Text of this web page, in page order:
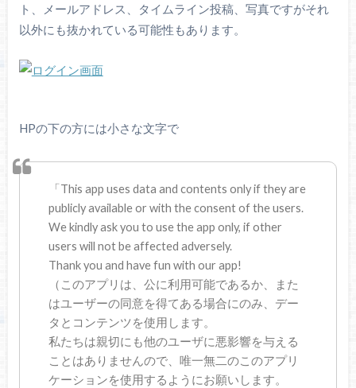
ト、メールアドレス、タイムライン投稿、写真ですがそれ
以外にも抜かれている可能性もあります。
HPの下の方には小さな文字で
「This app uses data and contents only if they are
publicly available or with the consent of the users.
We kindly ask you to use the app only, if other
users will not be affected adversely.
Thank you and have fun with our app!
（このアプリは、公に利用可能であるか、また
はユーザーの同意を得てある場合にのみ、デー
タとコンテンツを使用します。
私たちは親切にも他のユーザに悪影響を与える
ことはありませんので、唯一無二のこのアプリ
ケーションを使用するようにお願いします。